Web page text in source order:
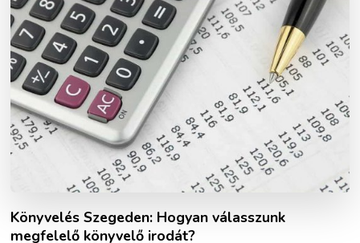
Könyvelés Szegeden: Hogyan válasszunk
megfelelő könyvelő irodát?